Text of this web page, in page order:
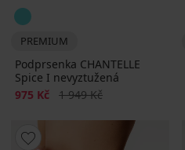
PREMIUM
Podprsenka CHANTELLE
Spice I nevyztužená
Sleva
975 Kč Původní cena
1 949 Kč